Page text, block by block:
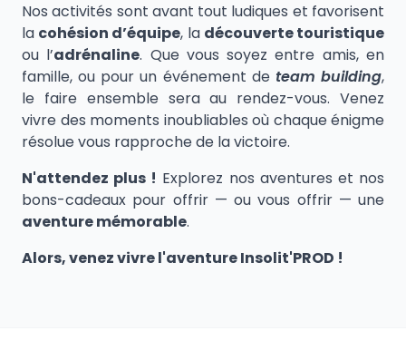
Nos activités sont avant tout ludiques et favorisent
la cohésion d’équipe, la découverte touristique
ou l’adrénaline. Que vous soyez entre amis, en
famille, ou pour un événement de team building,
le faire ensemble sera au rendez-vous. Venez
vivre des moments inoubliables où chaque énigme
résolue vous rapproche de la victoire.
N'attendez plus ! Explorez nos aventures et nos
bons-cadeaux pour offrir — ou vous offrir — une
aventure mémorable.
Alors, venez vivre l'aventure Insolit'PROD !